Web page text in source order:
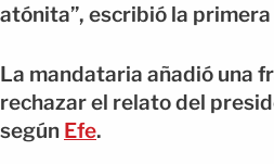
atónita”, escribió la
La mandataria añadió una
rechazar el relato del
según Efe.